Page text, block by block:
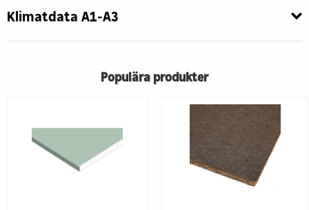
Klimatdata A1-A3
Populära produkter